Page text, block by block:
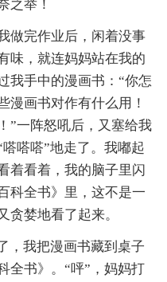
之举！
做完作业后，闲着没事
味，就连妈妈站在我的
我手中的漫画书：“你怎
漫画书对作有什么用！
”一阵怒吼后，又塞给我
嗒嗒”地走了。我嘟起
着看着，我的脑子里闪
科全书》里，这不是一
贪婪地看了起来。
，我把漫画书藏到桌子
全书》。“呯”，妈妈打